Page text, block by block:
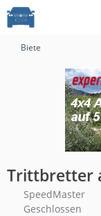
Biete
Trittbretter
SpeedMaster
Geschlossen